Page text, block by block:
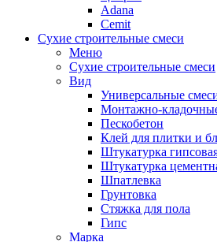
Adana
Cemit
Сухие строительные смеси
Меню
Сухие строительные смеси
Вид
Универсальные
Монтажно-
Пескобетон
Клей для плитки и
Штукатурка
Штукатурка
Шпатлевка
Грунтовка
Стяжка для пола
Гипс
Марка